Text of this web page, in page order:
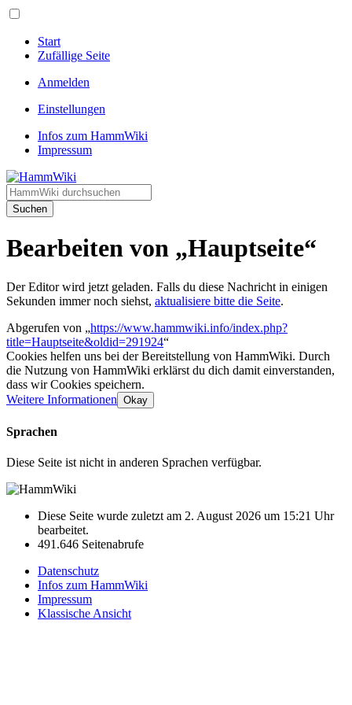
Start
Zufällige Seite
Anmelden
Einstellungen
Infos zum HammWiki
Impressum
Suchen
Bearbeiten von „Hauptseite“
Der Editor wird jetzt geladen. Falls du diese Nachricht in einigen
Sekunden immer noch siehst, aktualisiere bitte die Seite.
Abgerufen von „https://www.hammwiki.info/index.php?
title=Hauptseite&oldid=291924“
Cookies helfen uns bei der Bereitstellung von HammWiki. Durch
die Nutzung von HammWiki erklärst du dich damit einverstanden,
dass wir Cookies speichern.
Weitere Informationen Okay
Sprachen
Diese Seite ist nicht in anderen Sprachen verfügbar.
Diese Seite wurde zuletzt am 2. August 2026 um 15:21 Uhr
bearbeitet.
491.646 Seitenabrufe
Datenschutz
Infos zum HammWiki
Impressum
Klassische Ansicht